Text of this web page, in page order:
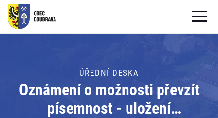
OBECNÍ ÚŘAD
PRO OBČANY
Formuláře ke stažení
ÚŘEDNÍ DESKA
Oznámení o možnosti převzít
písemnost - uložení